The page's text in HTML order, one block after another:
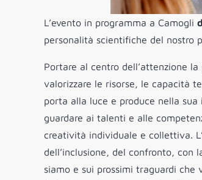
L’evento in programma a Camogli
personalità scientifiche del nostro
Portare al centro dell’attenzione
valorizzare le risorse, le capacità
porta alla luce e produce nella
guardare ai talenti e alle
creatività individuale e collettiva.
dell’inclusione, del confronto, con
siamo e sui prossimi traguardi